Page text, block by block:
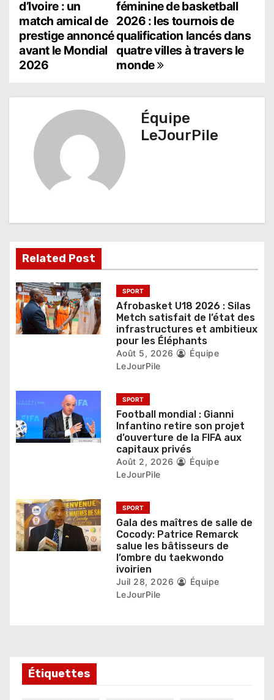
a
v
i
d
e
l
’
a
i
c
l
féminine de basketball
2026 : les tournois de
qualification lancés dans
quatre villes à travers le
monde
d’Ivoire : un
match amical de
prestige annoncé
avant le Mondial
2026
Équipe
LeJourPile
Related Post
SPORT
Afrobasket U18 2026 : Silas
Metch satisfait de l’état des
infrastructures et ambitieux
pour les Éléphants
Août 5, 2026
Équipe
LeJourPile
SPORT
Football mondial : Gianni
Infantino retire son projet
d’ouverture de la FIFA aux
capitaux privés
Août 2, 2026
Équipe
LeJourPile
SPORT
Gala des maîtres de salle de
Cocody: Patrice Remarck
salue les bâtisseurs de
l’ombre du taekwondo
ivoirien
Juil 28, 2026
Équipe
LeJourPile
Étiquettes